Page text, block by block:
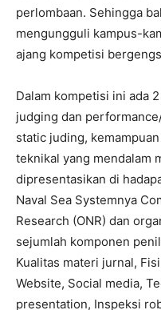
perlombaan. Sehingga
mengungguli kampus-
ajang kompetisi
Dalam kompetisi ini ada
judging dan
static juding,
teknikal yang mendalam
dipresentasikan di
Naval Sea Systemnya
Research (ONR) dan
sejumlah komponen
Kualitas materi jurnal,
Website, Social media,
presentation, Inspeksi